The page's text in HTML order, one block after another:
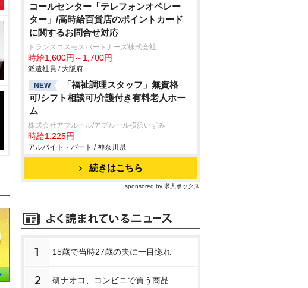
コールセンター「テレフォンオペレー
ター」/高時給百貨店のポイントカード
に関するお問合せ対応
トランスコスモスパートナーズ株式会社
時給1,600円～1,700円
派遣社員 / 大阪府
NEW
「福祉調理スタッフ」無資格
可/シフト相談可/介護付き有料老人ホー
ム
株式会社アプルール/アプルール横浜いずみ
時給1,225円
アルバイト・パート / 神奈川県
続きはこちら
sponsored by 求人ボックス
1 15歳で当時27歳の夫に一目惚れ
2 研ナオコ、コンビニで買う商品